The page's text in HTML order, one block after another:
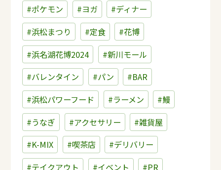
#ポケモン
#ヨガ
#ディナー
#浜松まつり
#定食
#花博
#浜名湖花博2024
#新川モール
#バレンタイン
#パン
#BAR
#浜松パワーフード
#ラーメン
#鰻
#うなぎ
#アクセサリー
#雑貨屋
#K-MIX
#喫茶店
#デリバリー
#テイクアウト
#イベント
#PR